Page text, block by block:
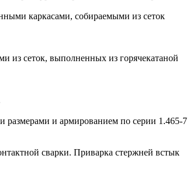
каркасами, собираемыми из сеток
из сеток, выполненных из горячекатаной
и армированием по серии 1.465-7
сварки. Приварка стержней встык